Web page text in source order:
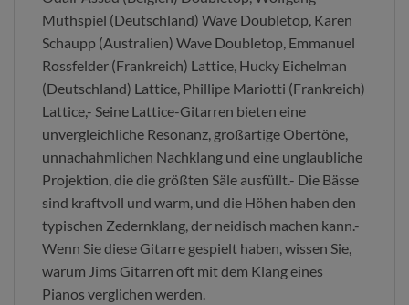
Muthspiel (Deutschland) Wave Doubletop, Karen
Schaupp (Australien) Wave Doubletop, Emmanuel
Rossfelder (Frankreich) Lattice, Hucky Eichelman
(Deutschland) Lattice, Phillipe Mariotti (Frankreich)
Lattice,- Seine Lattice-Gitarren bieten eine
unvergleichliche Resonanz, großartige Obertöne,
unnachahmlichen Nachklang und eine unglaubliche
Projektion, die die größten Säle ausfüllt.- Die Bässe
sind kraftvoll und warm, und die Höhen haben den
typischen Zedernklang, der neidisch machen kann.-
Wenn Sie diese Gitarre gespielt haben, wissen Sie,
warum Jims Gitarren oft mit dem Klang eines
Pianos verglichen werden.